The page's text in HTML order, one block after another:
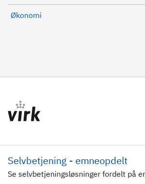
Økonomi
Selvbetjening - emneopdelt
Se selvbetjeningsløsninger fordelt på